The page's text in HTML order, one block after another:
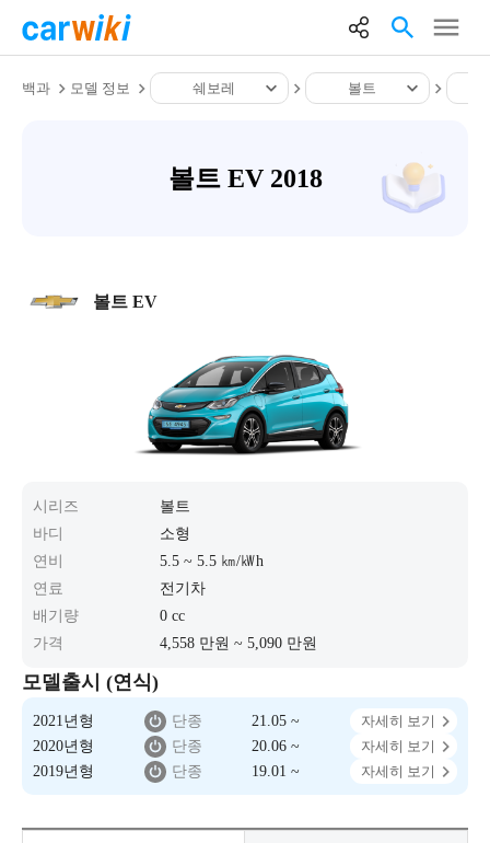
백과 모델 정보 쉐보레 볼트
볼트 EV 2018
볼트 EV
시리즈
볼트
바디
소형
연비
5.5 ~ 5.5 ㎞/㎾h
연료
전기차
배기량
0 cc
가격
4,558 만원 ~ 5,090 만원
모델출시 (연식)
2021년형 단종 21.05 ~
자세히 보기
2020년형
단종 20.06 ~
자세히 보기
2019년형
단종 19.01 ~ 자세히 보기